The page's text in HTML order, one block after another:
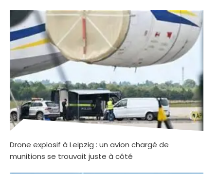
Drone explosif à Leipzig : un avion chargé de
munitions se trouvait juste à côté